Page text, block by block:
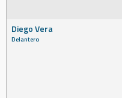
Diego Vera
Delantero